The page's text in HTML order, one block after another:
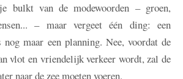
bulkt van de modewoorden – groen,
– maar vergeet één ding: een
maar een planning. Nee, voordat de
vlot en vriendelijk verkeer wordt, zal de
naar de zee moeten voeren.